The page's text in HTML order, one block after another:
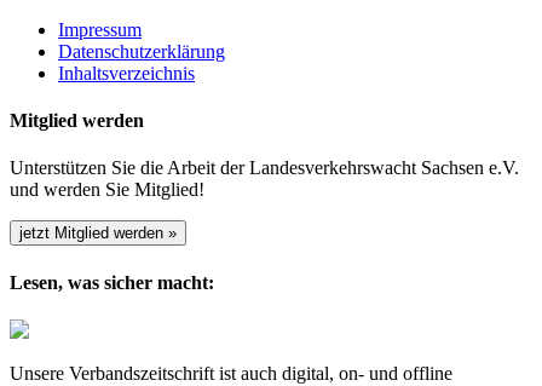
Impressum
Datenschutzerklärung
Inhaltsverzeichnis
Mitglied werden
Unterstützen Sie die Arbeit der Landesverkehrswacht Sachsen e.V.
und werden Sie Mitglied!
jetzt Mitglied werden »
Lesen, was sicher macht:
Unsere Verbandszeitschrift ist auch digital, on- und offline